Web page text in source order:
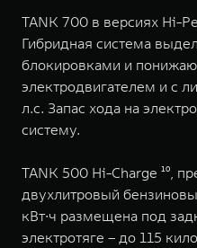
TANK 700 в версиях Hi-
Гибридная система
блокировками и
электродвигателем и с
л.с. Запас хода на
систему.
TANK 500 Hi-Charge ¹⁰,
двухлитровый
кВт∙ч размещена под
электротяге – до 115